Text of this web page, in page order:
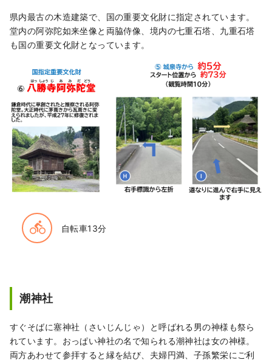
県内最古の木造建築で、国の重要文化財に指定されています。
堂内の阿弥陀如来坐像と両脇侍像、境内の七重石塔、九重石塔
も国の重要文化財となっています。
directions_bike 自転車13分
潮神社
すぐそばに塞神社（さいじんじゃ）と呼ばれる男の神様も祭ら
れています。おっぱい神社の名で知られる潮神社は女の神様。
両方あわせて参拝すると縁を結び、夫婦円満、子孫繁栄にご利